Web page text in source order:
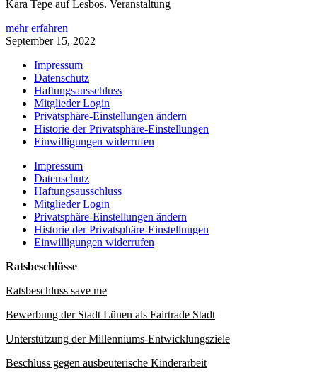
Kara Tepe auf Lesbos. Veranstaltung
mehr erfahren
September 15, 2022
Impressum
Datenschutz
Haftungsausschluss
Mitglieder Login
Privatsphäre-Einstellungen ändern
Historie der Privatsphäre-Einstellungen
Einwilligungen widerrufen
Impressum
Datenschutz
Haftungsausschluss
Mitglieder Login
Privatsphäre-Einstellungen ändern
Historie der Privatsphäre-Einstellungen
Einwilligungen widerrufen
Ratsbeschlüsse
Ratsbeschluss save me
Bewerbung der Stadt Lünen als Fairtrade Stadt
Unterstützung der Millenniums-Entwicklungsziele
Beschluss gegen ausbeuterische Kinderarbeit